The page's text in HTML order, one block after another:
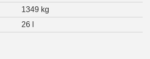
1349 kg
26 l